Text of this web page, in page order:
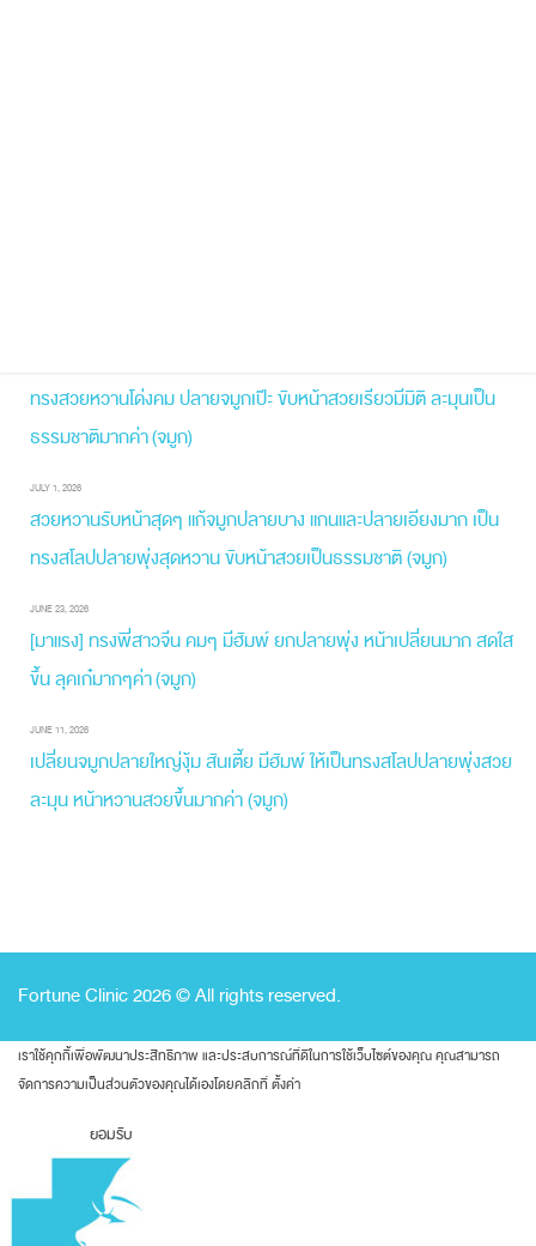
ทรงสวยหวานโด่งคม ปลายจมูกเป๊ะ ขับหน้าสวยเรียวมีมิติ ละมุนเป็น
ธรรมชาติมากค่า (จมูก)
JULY 1, 2026
สวยหวานรับหน้าสุดๆ แก้จมูกปลายบาง แกนและปลายเอียงมาก เป็น
ทรงสโลปปลายพุ่งสุดหวาน ขับหน้าสวยเป็นธรรมชาติ (จมูก)
JUNE 23, 2026
[มาแรง] ทรงพี่สาวจีน คมๆ มีฮัมพ์ ยกปลายพุ่ง หน้าเปลี่ยนมาก สดใส
ขึ้น ลุคเก๋มากๆค่า (จมูก)
JUNE 11, 2026
เปลี่ยนจมูกปลายใหญ่งุ้ม สันเตี้ย มีฮัมพ์ ให้เป็นทรงสโลปปลายพุ่งสวย
ละมุน หน้าหวานสวยขึ้นมากค่า (จมูก)
Fortune Clinic 2026 © All rights reserved.
เราใช้คุกกี้เพื่อพัฒนาประสิทธิภาพ และประสบการณ์ที่ดีในการใช้เว็บไซต์ของคุณ คุณสามารถ
จัดการความเป็นส่วนตัวของคุณได้เองโดยคลิกที่ตั้งค่า
ยอมรับ